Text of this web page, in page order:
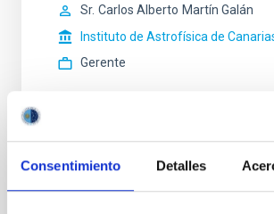
Consentimiento Detalles
Sr. Carlos Alberto Martín Galán
Instituto de Astrofísica de
Gerente
RESUELTO